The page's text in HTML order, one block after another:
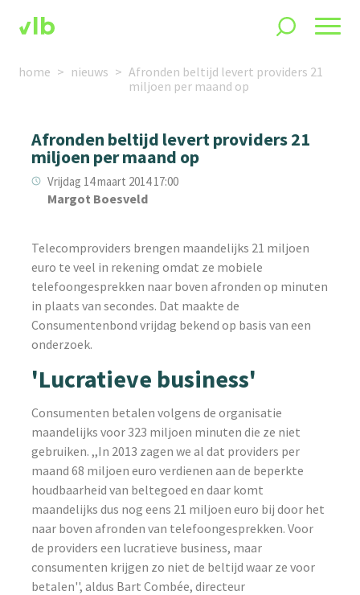
home nieuws
Afronden beltijd levert providers 21
miljoen per maand op
Afronden beltijd levert providers 21
miljoen per maand op
Vrijdag 14 maart 2014 17:00
Margot Boesveld
Telecomproviders brengen maandelijks 21 miljoen
euro te veel in rekening omdat ze mobiele
telefoongesprekken naar boven afronden op minuten
in plaats van secondes. Dat maakte de
Consumentenbond vrijdag bekend op basis van een
onderzoek.
'Lucratieve business'
Consumenten betalen volgens de organisatie
maandelijks voor 323 miljoen minuten die ze niet
gebruiken. ,,In 2013 zagen we al dat providers per
maand 68 miljoen euro verdienen aan de beperkte
houdbaarheid van beltegoed en daar komt
maandelijks dus nog eens 21 miljoen euro bij door het
naar boven afronden van telefoongesprekken. Voor
de providers een lucratieve business, maar
consumenten krijgen zo niet de beltijd waar ze voor
betalen'', aldus Bart Combée, directeur